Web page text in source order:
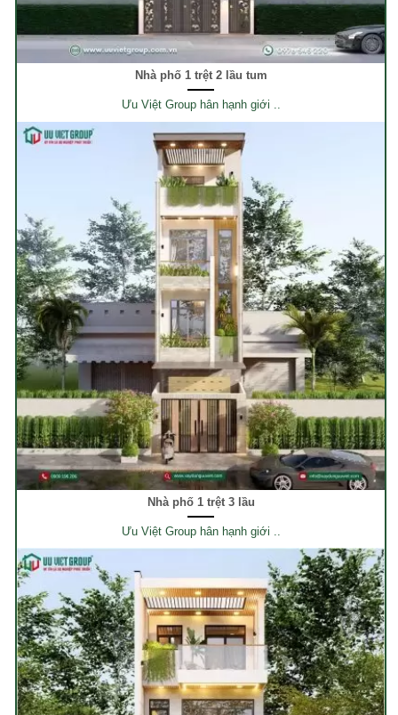
Nhà phố 1 trệt 2 lầu tum
Ưu Việt Group hân hạnh giới ..
Nhà phố 1 trệt 3 lầu
Ưu Việt Group hân hạnh giới ..